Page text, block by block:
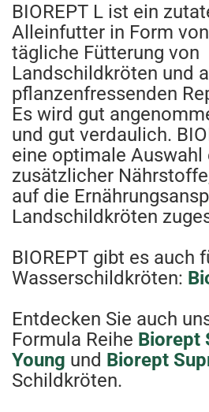
BIOREPT L ist ein
Alleinfutter in Form
tägliche Fütterung von
Landschildkröten und
pflanzenfressenden
Es wird gut
und gut verdaulich.
eine optimale Auswahl
zusätzlicher
auf die
Landschildkröten
BIOREPT gibt es auch
Wasserschildkröten:
Entdecken Sie auch
Formula Reihe Biorept
Young und Biorept
Schildkröten.